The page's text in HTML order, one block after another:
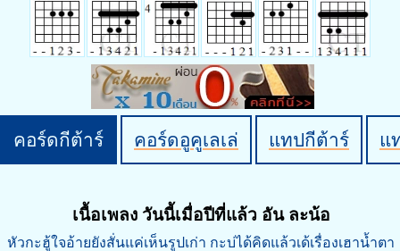
คอร์ดกีต้าร์ คอร์ดอูคูเลเล่ แทปกีต้าร์ แ
เนื้อเพลง วันนี้เมื่อปีที่แล้ว อัน ละน้อ
หัวกะฮู้ใจอ้ายยังสั่นแค่เห็นรูปเก่า กะบ่ได้คิดแล้วเด้เรื่องเฮาน้ำตา